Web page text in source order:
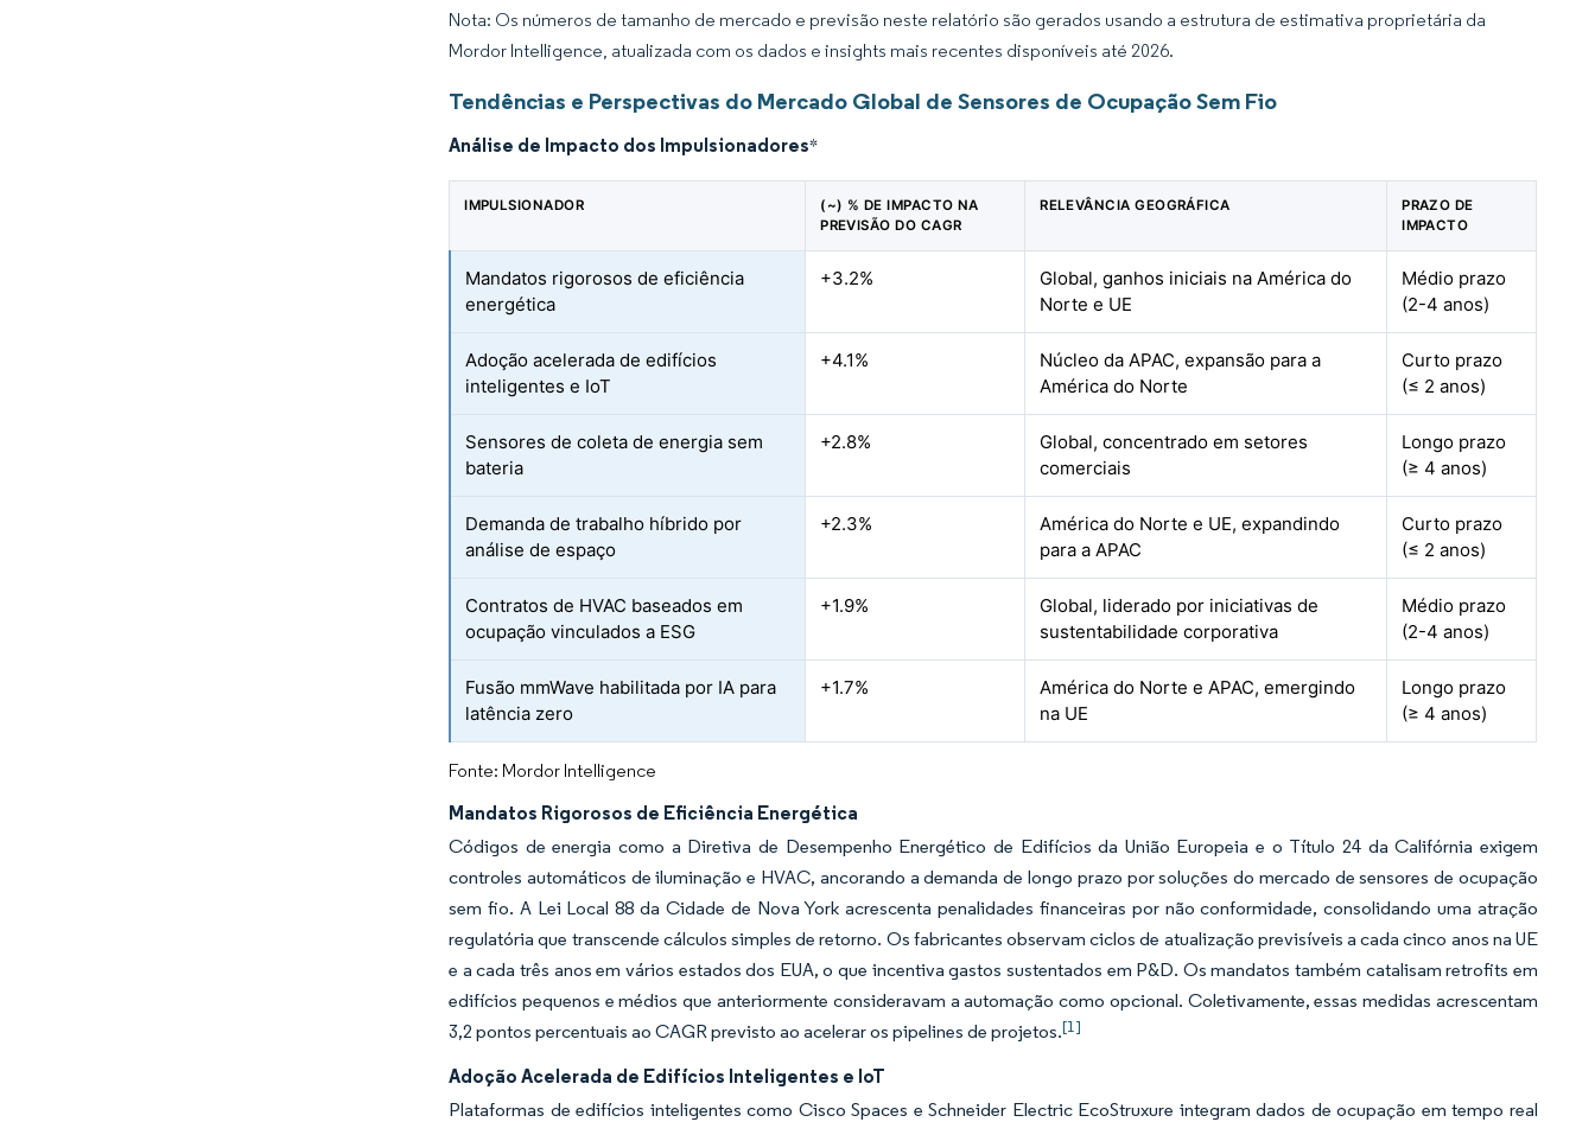
Nota: Os números de tamanho de mercado e previsão neste relatório são gerados usando a estrutura de estimativa proprietária da
Mordor Intelligence, atualizada com os dados e insights mais recentes disponíveis até 2026.
Tendências e Perspectivas do Mercado Global de Sensores de Ocupação Sem Fio
Análise de Impacto dos Impulsionadores*
IMPULSIONADOR
(~) % DE IMPACTO NA
PREVISÃO DO CAGR
RELEVÂNCIA GEOGRÁFICA
PRAZO DE
IMPACTO
Mandatos rigorosos de eficiência
energética
+3.2%
Global, ganhos iniciais na América do
Norte e UE
Médio prazo
(2-4 anos)
Adoção acelerada de edifícios
inteligentes e IoT
+4.1%
Núcleo da APAC, expansão para a
América do Norte
Curto prazo
(≤ 2 anos)
Sensores de coleta de energia sem
bateria
+2.8%
Global, concentrado em setores
comerciais
Longo prazo
(≥ 4 anos)
Demanda de trabalho híbrido por
análise de espaço
+2.3%
América do Norte e UE, expandindo
para a APAC
Curto prazo
(≤ 2 anos)
Contratos de HVAC baseados em
ocupação vinculados a ESG
+1.9%
Global, liderado por iniciativas de
sustentabilidade corporativa
Médio prazo
(2-4 anos)
Fusão mmWave habilitada por IA para
latência zero
+1.7%
América do Norte e APAC, emergindo
na UE
Longo prazo
(≥ 4 anos)
Fonte: Mordor Intelligence
Mandatos Rigorosos de Eficiência Energética
Códigos de energia como a Diretiva de Desempenho Energético de Edifícios da União Europeia e o Título 24 da Califórnia exigem
controles automáticos de iluminação e HVAC, ancorando a demanda de longo prazo por soluções do mercado de sensores de ocupação
sem fio. A Lei Local 88 da Cidade de Nova York acrescenta penalidades financeiras por não conformidade, consolidando uma atração
regulatória que transcende cálculos simples de retorno. Os fabricantes observam ciclos de atualização previsíveis a cada cinco anos na UE
e a cada três anos em vários estados dos EUA, o que incentiva gastos sustentados em P&D. Os mandatos também catalisam retrofits em
edifícios pequenos e médios que anteriormente consideravam a automação como opcional. Coletivamente, essas medidas acrescentam
3,2 pontos percentuais ao CAGR previsto ao acelerar os pipelines de projetos.[1]
Adoção Acelerada de Edifícios Inteligentes e IoT
Plataformas de edifícios inteligentes como Cisco Spaces e Schneider Electric EcoStruxure integram dados de ocupação em tempo real